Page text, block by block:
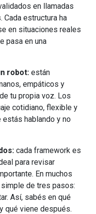
en llamadas
estructura ha
en situaciones reales
pasa en una
robot:están
empáticos y
tu propia voz. Los
cotidiano, flexible y
estás hablando y no
cada framework es
para revisar
En muchos
de tres pasos:
Así, sabés en qué
qué viene después.